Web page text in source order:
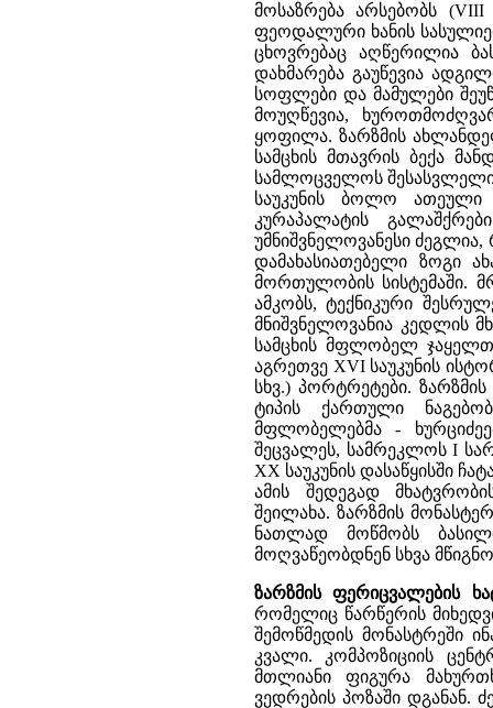
მოსაზრება არსებობს
ფეოდალური ხანის
ცხოვრებაც აღწერილია
დახმარება გაუწევია
სოფლები და მამულები
მოუღწევია,
ყოფილა. ზარზმის
სამცხის მთავრის ბექა
სამლოცველოს
საუკუნის ბოლო
კურაპალატის
უმნიშვნელოვანესი
დამახასიათებელი ზოგი
მორთულობის სისტემაში.
ამკობს, ტექნიკური
მნიშვნელოვანია კედლის
სამცხის მფლობელ
აგრეთვე XVI საუკუნის
სხვ.) პორტრეტები.
ტიპის ქართული
მფლობელებმა -
შეცვალეს, სამრეკლოს I
XX საუკუნის დასაწყისში
ამის შედეგად
შეილახა. ზარზმის
ნათლად მოწმობს
მოღვაწეობდნენ სხვა
ზარზმის ფერიცვალების
რომელიც წარწერის
შემოწმედის მონასტრეში
კვალი. კომპოზიციის
მთლიანი ფიგურა
ვედრების პოზაში